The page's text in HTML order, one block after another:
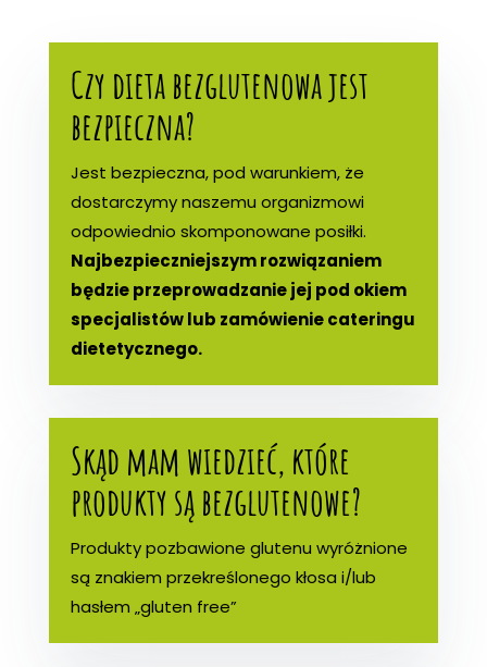
Czy dieta bezglutenowa jest
bezpieczna?
Jest bezpieczna, pod warunkiem, że
dostarczymy naszemu organizmowi
odpowiednio skomponowane posiłki.
Najbezpieczniejszym rozwiązaniem
będzie przeprowadzanie jej pod okiem
specjalistów lub zamówienie cateringu
dietetycznego.
Skąd mam wiedzieć, które
produkty są bezglutenowe?
Produkty pozbawione glutenu wyróżnione
są znakiem przekreślonego kłosa i/lub
hasłem „gluten free”